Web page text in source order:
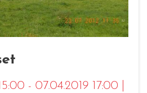
- 07.04.2019 17:00